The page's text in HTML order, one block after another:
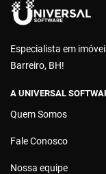
Especialista em
Barreiro, BH!
A UNIVERSAL
Quem Somos
Fale Conosco
Nossa equipe